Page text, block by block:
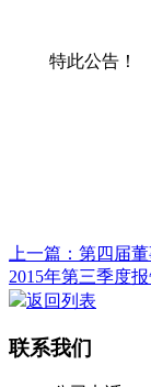
特此公告！
上一篇：第四届
2015年第三季度
返回列表
联系我们